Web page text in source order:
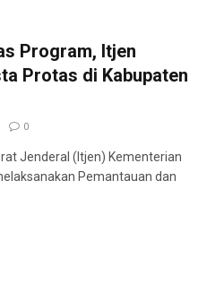
Program, Itjen
Protas di Kabupaten
0
Jenderal (Itjen) Kementerian
Pemantauan dan